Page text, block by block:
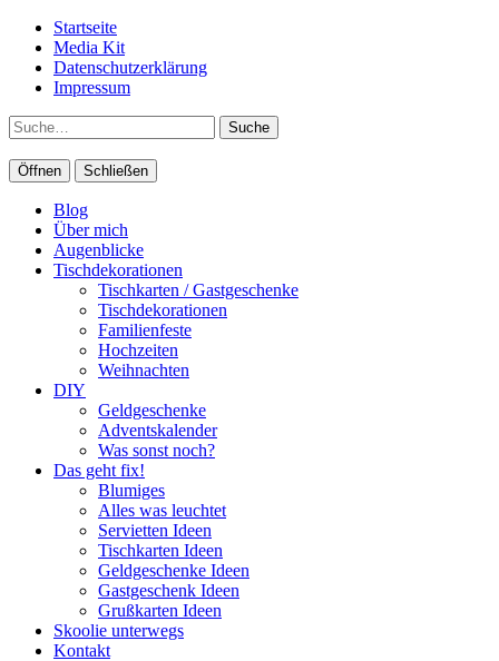
Startseite
Media Kit
Datenschutzerklärung
Impressum
Suche
Öffnen Schließen
Blog
Über mich
Augenblicke
Tischdekorationen
Tischkarten / Gastgeschenke
Tischdekorationen
Familienfeste
Hochzeiten
Weihnachten
DIY
Geldgeschenke
Adventskalender
Was sonst noch?
Das geht fix!
Blumiges
Alles was leuchtet
Servietten Ideen
Tischkarten Ideen
Geldgeschenke Ideen
Gastgeschenk Ideen
Grußkarten Ideen
Skoolie unterwegs
Kontakt